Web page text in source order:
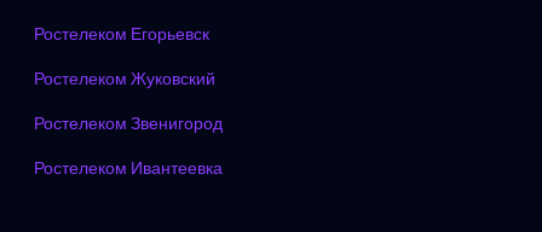
Ростелеком Егорьевск
Ростелеком Жуковский
Ростелеком Звенигород
Ростелеком Ивантеевка